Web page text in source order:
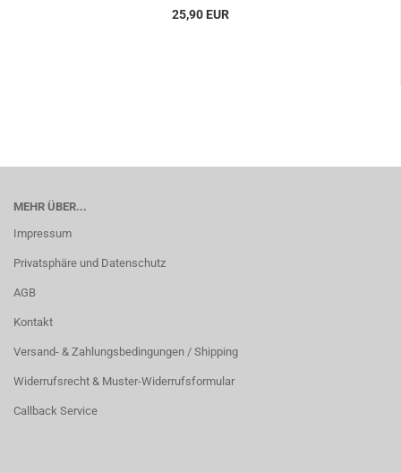
25,90 EUR
MEHR ÜBER...
Impressum
Privatsphäre und Datenschutz
AGB
Kontakt
Versand- & Zahlungsbedingungen / Shipping
Widerrufsrecht & Muster-Widerrufsformular
Callback Service